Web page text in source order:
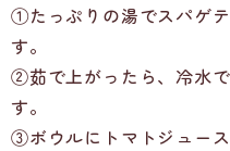
①たっぷりの湯でスパゲ
す。
②茹で上がったら、冷水
す。
③ボウルにトマトジュース